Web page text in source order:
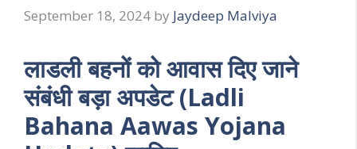
September 18, 2024 by Jaydeep Malviya
लाडली बहनों को आवास दिए जाने
संबंधी बड़ा अपडेट (Ladli
Bahana Aawas Yojana